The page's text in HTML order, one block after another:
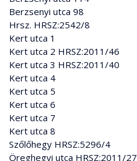
Berzsenyi utca 98
Hrsz. HRSZ:2542/8
Kert utca 1
Kert utca 2 HRSZ:2011/46
Kert utca 3 HRSZ:2011/40
Kert utca 4
Kert utca 5
Kert utca 6
Kert utca 7
Kert utca 8
Szőlőhegy HRSZ:5296/4
Öreghegyi utca HRSZ:2011/27